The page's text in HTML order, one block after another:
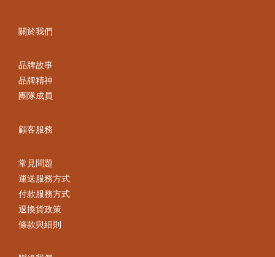
關於我們
品牌故事
品牌精神
團隊成員
顧客服務
常見問題
運送服務方式
付款服務方式
退換貨政策
條款與細則